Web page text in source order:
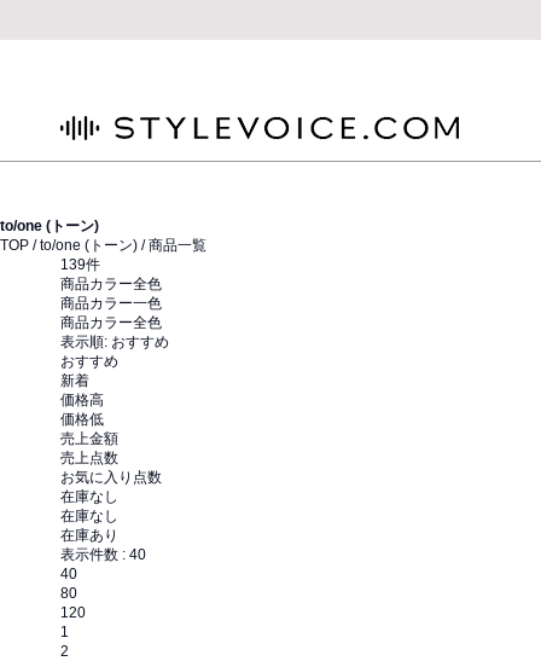
to/one (トーン)
TOP /to/one (トーン) / 商品一覧
139件
商品カラー全色
商品カラー一色
商品カラー全色
表示順: おすすめ
おすすめ
新着
価格高
価格低
売上金額
売上点数
お気に入り点数
在庫なし
在庫なし
在庫あり
表示件数 : 40
40
80
120
1
2